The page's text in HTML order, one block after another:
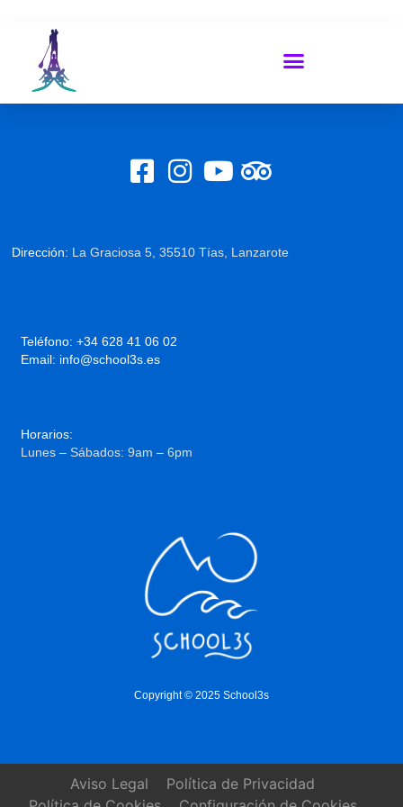
Copyright © 2025 School3s
Horarios:
Lunes – Sábados: 9am – 6pm
Teléfono:+34 628 41 06 02
Email: info@school3s.es
Dirección: La Graciosa 5, 35510 Tías, Lanzarote
Aviso Legal
Política de Privacidad